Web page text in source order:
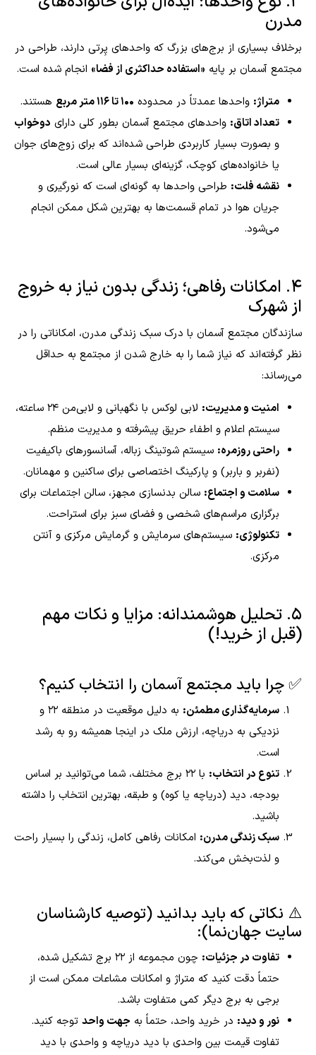
مدرن
برخلاف بسیاری از برج‌های بزرگ که واحدهای پِرتی دارند، طراحی در
مجتمع آسمان بر پایه «استفاده حداکثری از فضا» انجام شده است.
متراژ: واحدها عمدتاً در محدوده ۱۰۰ تا ۱۱۶ متر مربع
هستند.
تعداد اتاق: واحدهای مجتمع آسمان بطور کلی دارای دوخواب
و بصورت بسیار کاربردی طراحی شده‌اند که برای زوج‌های جوان
یا خانواده‌های کوچک، گزینه‌ای بسیار عالی است.
نقشه فلت: طراحی واحدها به گونه‌ای است که نورگیری و
جریان هوا در تمام قسمت‌ها به بهترین شکل ممکن انجام
می‌شود.
۴. امکانات رفاهی؛ زندگی بدون نیاز به خروج
از شهرک
سازندگان مجتمع آسمان با درک سبک زندگی مدرن، امکاناتی را در
نظر گرفته‌اند که نیاز شما را به خارج شدن از مجتمع به حداقل
می‌رساند:
امنیت و مدیریت:
لابی لوکس با نگهبانی و لابی‌من ۲۴ ساعته،
سیستم اعلام و اطفاء حریق پیشرفته و مدیریت منظم.
راحتی روزمره: سیستم شوتینگ زباله، آسانسورهای باکیفیت
(نفربر و باربر) و پارکینگ اختصاصی برای ساکنین و مهمانان.
سلامت و اجتماع: سالن بدنسازی مجهز، سالن اجتماعات برای
برگزاری مراسم‌های شخصی و فضای سبز برای استراحت.
تکنولوژی: سیستم‌های سرمایش و گرمایش مرکزی و آنتن
مرکزی.
۵. تحلیل هوشمندانه: مزایا و نکات مهم
(قبل از خرید!)
✅ چرا باید مجتمع آسمان را انتخاب کنیم؟
سرمایه‌گذاری مطمئن:
به دلیل موقعیت در منطقه ۲۲ و
نزدیکی به دریاچه، ارزش ملک در اینجا همیشه رو به رشد
است.
تنوع در انتخاب:
با ۲۲ برج مختلف، شما می‌توانید بر اساس
بودجه، دید (دریاچه یا کوه) و طبقه، بهترین انتخاب را داشته
باشید.
سبک زندگی مدرن: امکانات رفاهی کامل، زندگی را بسیار راحت
و لذت‌بخش می‌کند.
⚠️ نکاتی که باید بدانید (توصیه کارشناسان
سایت جهان‌نما):
تفاوت در جزئیات:
چون مجموعه از ۲۲ برج تشکیل شده،
حتماً دقت کنید که متراژ و امکانات مشاعات ممکن است از
برجی به برج دیگر کمی متفاوت باشد.
نور و دید: در خرید واحد، حتماً به جهت واحد توجه کنید.
تفاوت قیمت بین واحدی با دید دریاچه و واحدی با دید